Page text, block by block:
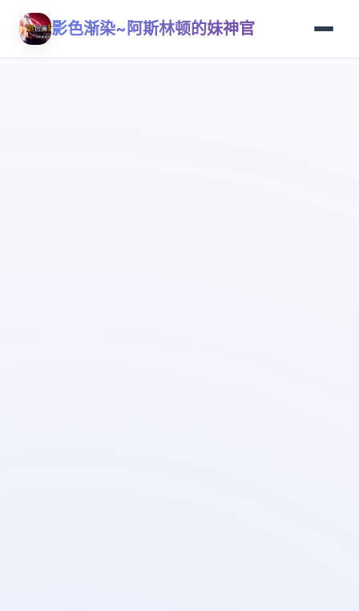
影色渐染~阿斯林顿的妹神官